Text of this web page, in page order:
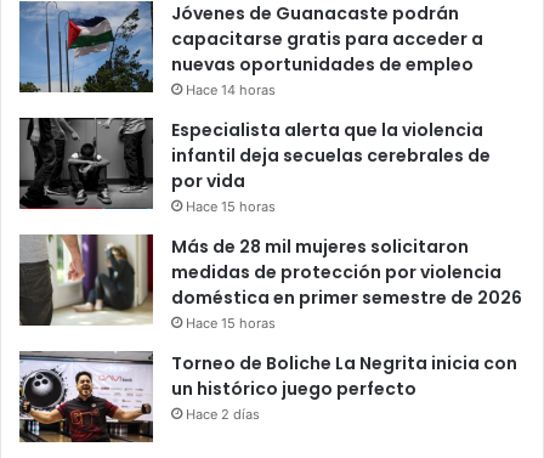
Jóvenes de Guanacaste podrán
capacitarse gratis para acceder a
nuevas oportunidades de empleo
Hace 14 horas
Especialista alerta que la violencia
infantil deja secuelas cerebrales de
por vida
Hace 15 horas
Más de 28 mil mujeres solicitaron
medidas de protección por violencia
doméstica en primer semestre de 2026
Hace 15 horas
Torneo de Boliche La Negrita inicia con
un histórico juego perfecto
Hace 2 días